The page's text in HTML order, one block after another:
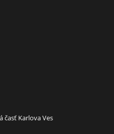
časť Karlova Ves